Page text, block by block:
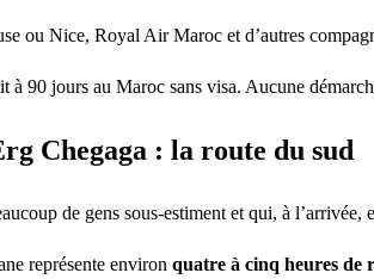
ou Nice, Royal Air Maroc et d’autres
à 90 jours au Maroc sans visa. Aucune
Chegaga : la route du sud
de gens sous-estiment et qui, à
représente environ quatre à cinq heures de